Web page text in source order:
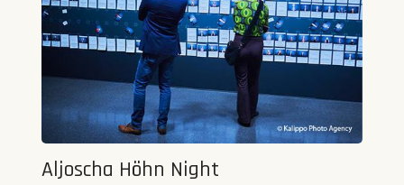
Aljoscha Höhn Night